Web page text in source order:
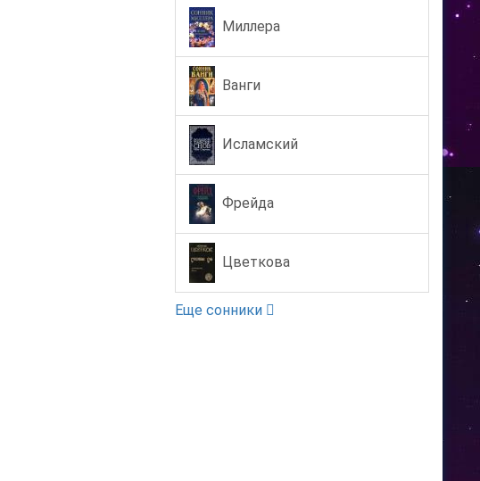
Миллера
Ванги
Исламский
Фрейда
Цветкова
Еще сонники